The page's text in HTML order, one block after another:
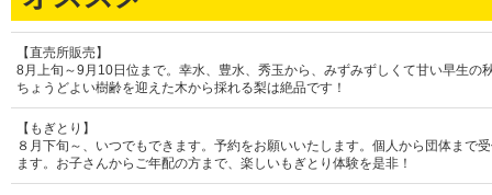
【直売所販売】
8月上旬～9月10日位まで。幸水、豊水、秀玉から、みずみずしくて甘い早生の
ちょうどよい樹齢を迎えた木から採れる梨は絶品です！
【もぎとり】
８月下旬～、いつでもできます。予約をお願いいたします。個人から団体まで
ます。お子さんからご年配の方まで、楽しいもぎとり体験を是非！